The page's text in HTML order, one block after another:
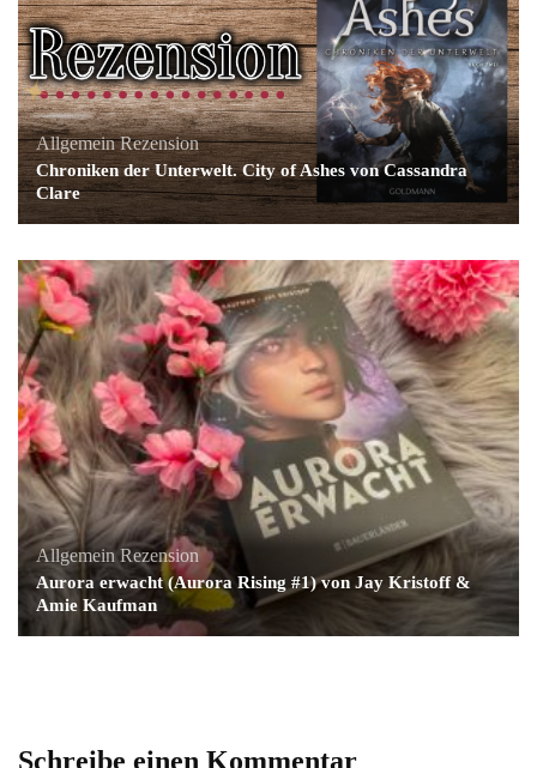
Allgemein Rezension
Chroniken der Unterwelt. City of Ashes von Cassandra
Clare
Allgemein Rezension
Aurora erwacht (Aurora Rising #1) von Jay Kristoff &
Amie Kaufman
Schreibe einen Kommentar